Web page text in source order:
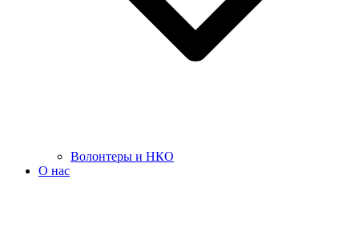
Волонтеры и НКО
О нас